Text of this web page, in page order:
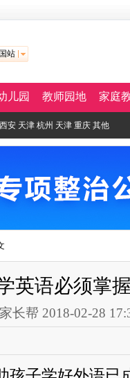
站
儿园 教师园地 家庭
西安 天津 杭州 天津 重庆 其他
英语必须掌
长帮 2018-02-28